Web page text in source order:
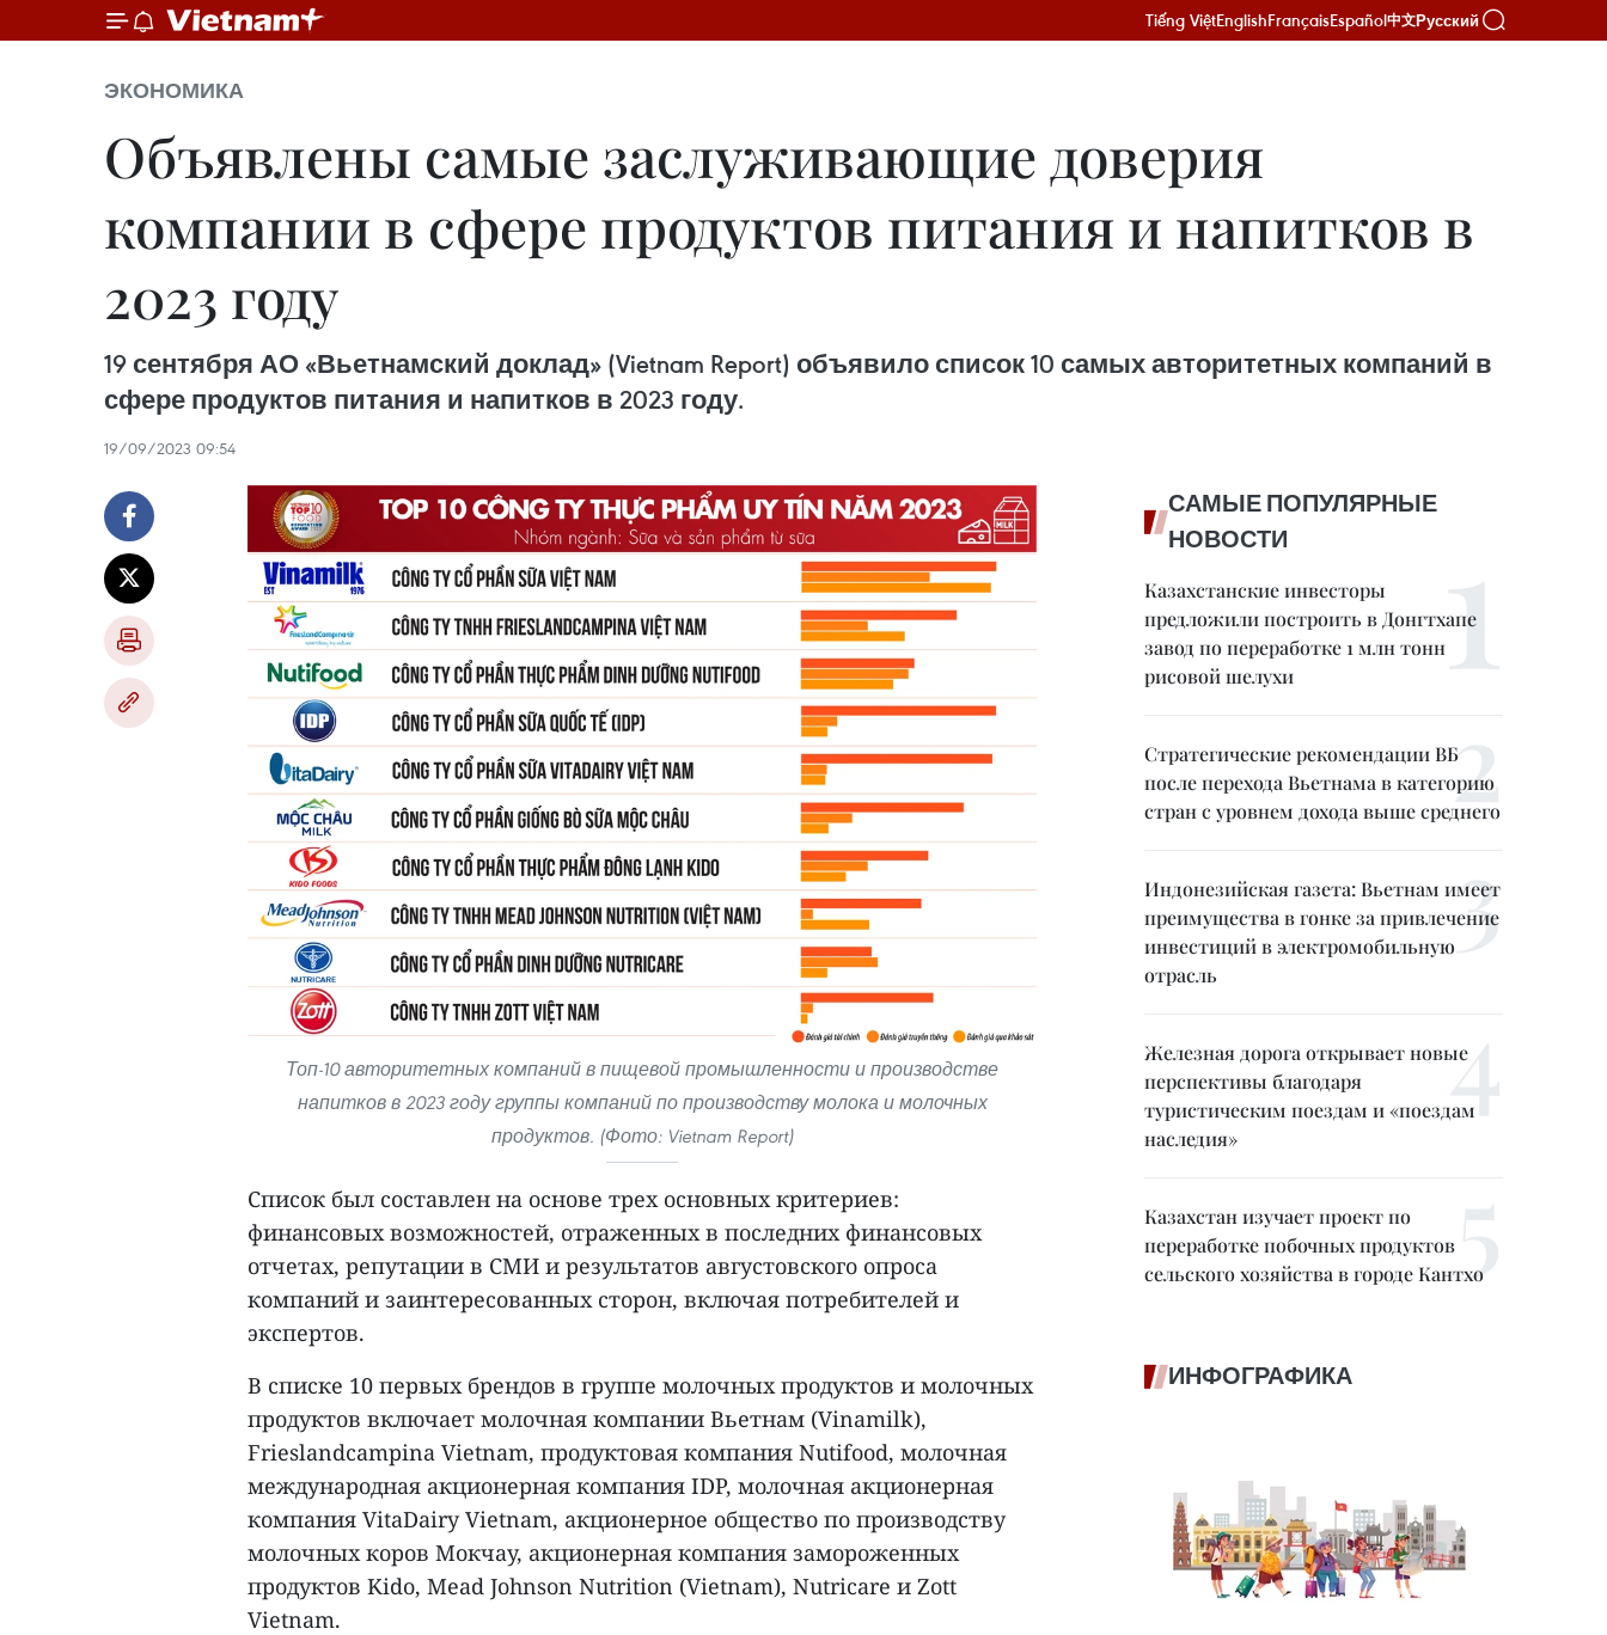
Tiếng ViệtEnglishFrançaisEspañol中文Русский
ЭКОНОМИКА
Объявлены самые заслуживающие доверия
компании в сфере продуктов питания и напитков в
2023 году
19 сентября АО «Вьетнамский доклад» (Vietnam Report) объявило список 10 самых авторитетных компаний в
сфере продуктов питания и напитков в 2023 году.
19/09/2023 09:54
Топ-10 авторитетных компаний в пищевой промышленности и производстве
напитков в 2023 году группы компаний по производству молока и молочных
продуктов. (Фото: Vietnam Report)
Список был составлен на основе трех основных критериев:
финансовых возможностей, отраженных в последних финансовых
отчетах, репутации в СМИ и результатов августовского опроса
компаний и заинтересованных сторон, включая потребителей и
экспертов.
В списке 10 первых брендов в группе молочных продуктов и молочных
продуктов включает молочная компании Вьетнам (Vinamilk),
Frieslandcampina Vietnam, продуктовая компания Nutifood, молочная
международная акционерная компания IDP, молочная акционерная
компания VitaDairy Vietnam, акционерное общество по производству
молочных коров Мокчау, акционерная компания замороженных
продуктов Kido, Mead Johnson Nutrition (Vietnam), Nutricare и Zott
Vietnam.
САМЫЕ ПОПУЛЯРНЫЕ
НОВОСТИ
Казахстанские инвесторы
предложили построить в Донгтхапе
завод по переработке 1 млн тонн
рисовой шелухи
Стратегические рекомендации ВБ
после перехода Вьетнама в категорию
стран с уровнем дохода выше среднего
Индонезийская газета: Вьетнам имеет
преимущества в гонке за привлечение
инвестиций в электромобильную
отрасль
Железная дорога открывает новые
перспективы благодаря
туристическим поездам и «поездам
наследия»
Казахстан изучает проект по
переработке побочных продуктов
сельского хозяйства в городе Кантхо
ИНФОГРАФИКА